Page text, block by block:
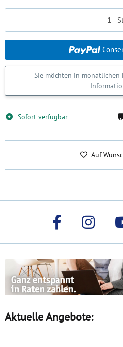
Sie möchten in monatlichen
Sofort verfügbar
Auf
Aktuelle Angebote: